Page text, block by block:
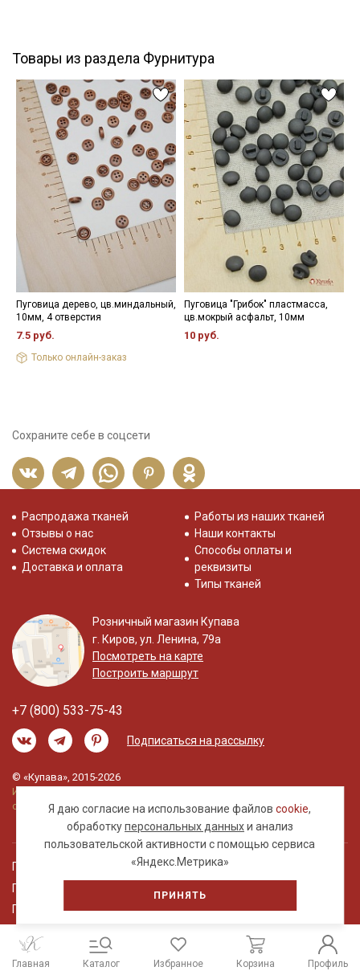
Товары из раздела Фурнитура
Пуговица дерево, цв.миндальный,
10мм, 4 отверстия
7.5 руб.
Только онлайн-заказ
Пуговица "Грибок" пластмасса,
цв.мокрый асфальт, 10мм
10 руб.
Сохраните себе в соцсети
Я даю согласие на использование файловcookie,
обработкуперсональных данныхи анализ
пользовательской активности с помощью сервиса
«Яндекс.Метрика»
ПРИНЯТЬ
Распродажа тканей
Отзывы о нас
Система скидок
Доставка и оплата
Работы из наших тканей
Наши контакты
Способы оплаты и
реквизиты
Типы тканей
Розничный магазин Купава
г. Киров, ул. Ленина, 79а
Посмотреть на карте
Построить маршрут
+7 (800) 533-75-43
Подписаться на рассылку
© «Купава», 2015-2026
Информация на сайте не является публичной
офертой.
Правовая информация
Политика обработки персональных данных
Пользовательское соглашение
Главная Каталог Избранное Корзина Профиль